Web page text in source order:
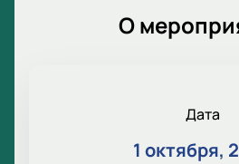
О
Дата
1 октября,